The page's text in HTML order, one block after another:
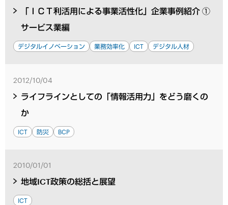
「ＩＣＴ利活用による事業活性化」企業事例紹介 ①
サービス業編
デジタルイノベーション 業務効率化 ICT デジタル人材
2012/10/04
ライフラインとしての「情報活用力」をどう磨くの
か
ICT 防災 BCP
2010/01/01
地域ICT政策の総括と展望
ICT